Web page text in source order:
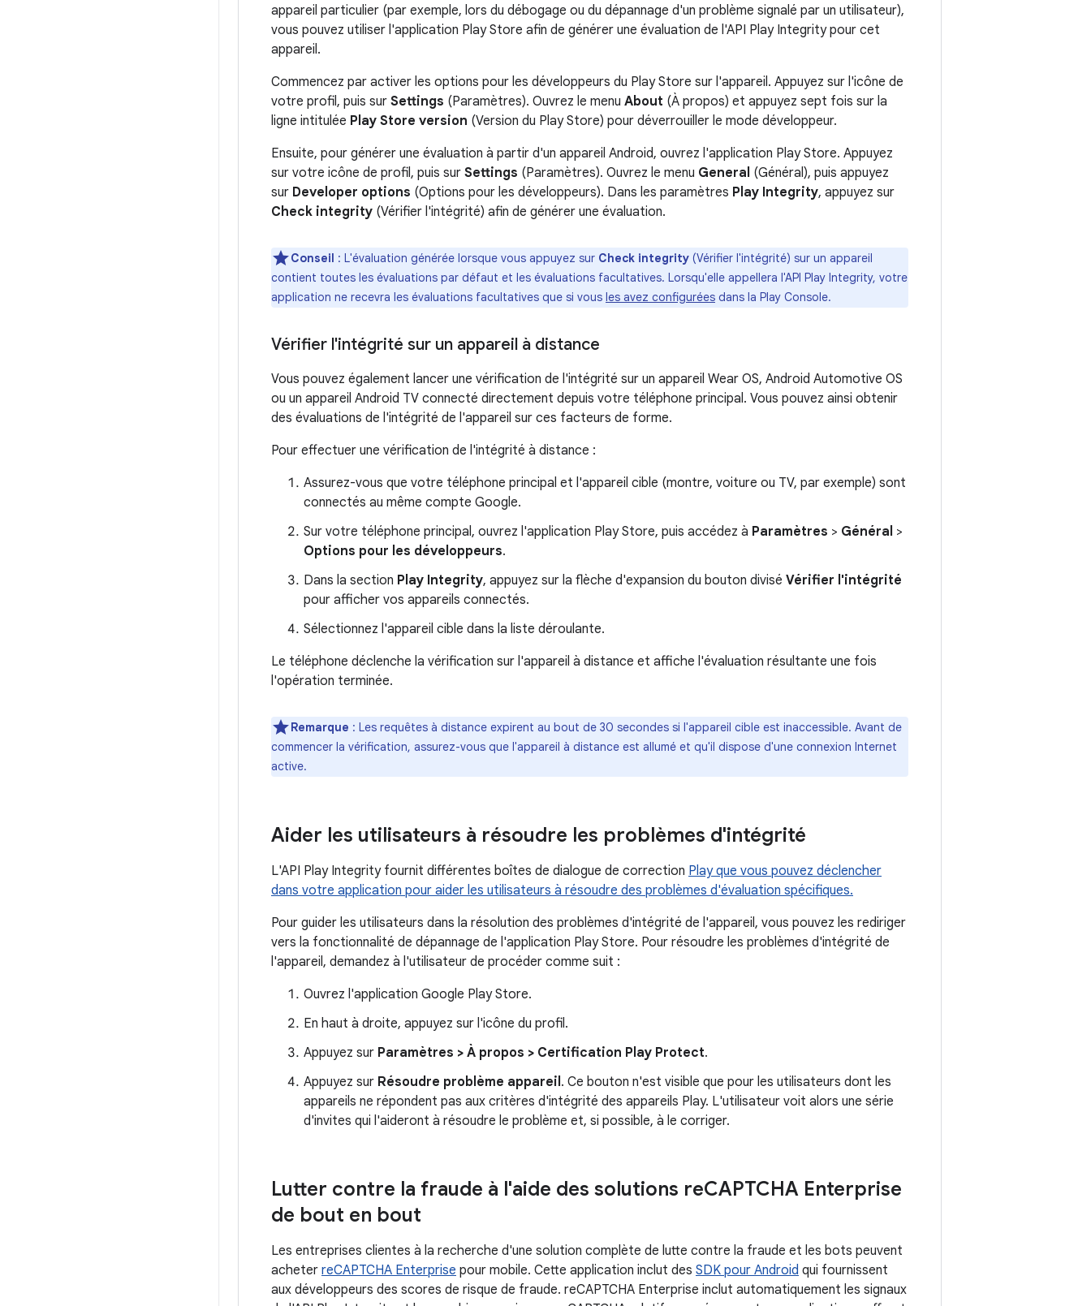
appareil particulier (par exemple, lors du débogage ou du dépannage d'un problème signalé par un utilisateur),
vous pouvez utiliser l'application Play Store afin de générer une évaluation de l'API Play Integrity pour cet
appareil.
Commencez par activer les options pour les développeurs du Play Store sur l'appareil. Appuyez sur l'icône de
votre profil, puis sur Settings (Paramètres). Ouvrez le menu About (À propos) et appuyez sept fois sur la
ligne intitulée Play Store version (Version du Play Store) pour déverrouiller le mode développeur.
Ensuite, pour générer une évaluation à partir d'un appareil Android, ouvrez l'application Play Store. Appuyez
sur votre icône de profil, puis sur Settings (Paramètres). Ouvrez le menu General (Général), puis appuyez
sur Developer options (Options pour les développeurs). Dans les paramètres Play Integrity, appuyez sur
Check integrity (Vérifier l'intégrité) afin de générer une évaluation.
Conseil : L'évaluation générée lorsque vous appuyez sur Check integrity (Vérifier l'intégrité) sur un appareil
contient toutes les évaluations par défaut et les évaluations facultatives. Lorsqu'elle appellera l'API Play Integrity, votre
application ne recevra les évaluations facultatives que si vous les avez configurées dans la Play Console.
Vérifier l'intégrité sur un appareil à distance
Vous pouvez également lancer une vérification de l'intégrité sur un appareil Wear OS, Android Automotive OS
ou un appareil Android TV connecté directement depuis votre téléphone principal. Vous pouvez ainsi obtenir
des évaluations de l'intégrité de l'appareil sur ces facteurs de forme.
Pour effectuer une vérification de l'intégrité à distance :
Assurez-vous que votre téléphone principal et l'appareil cible (montre, voiture ou TV, par exemple) sont
connectés au même compte Google.
Sur votre téléphone principal, ouvrez l'application Play Store, puis accédez à Paramètres > Général >
Options pour les développeurs.
Dans la section Play Integrity, appuyez sur la flèche d'expansion du bouton divisé Vérifier l'intégrité
pour afficher vos appareils connectés.
Sélectionnez l'appareil cible dans la liste déroulante.
Le téléphone déclenche la vérification sur l'appareil à distance et affiche l'évaluation résultante une fois
l'opération terminée.
Remarque : Les requêtes à distance expirent au bout de 30 secondes si l'appareil cible est inaccessible. Avant de
commencer la vérification, assurez-vous que l'appareil à distance est allumé et qu'il dispose d'une connexion Internet
active.
Aider les utilisateurs à résoudre les problèmes d'intégrité
L'API Play Integrity fournit différentes boîtes de dialogue de correction Play que vous pouvez déclencher
dans votre application pour aider les utilisateurs à résoudre des problèmes d'évaluation spécifiques.
Pour guider les utilisateurs dans la résolution des problèmes d'intégrité de l'appareil, vous pouvez les rediriger
vers la fonctionnalité de dépannage de l'application Play Store. Pour résoudre les problèmes d'intégrité de
l'appareil, demandez à l'utilisateur de procéder comme suit :
Ouvrez l'application Google Play Store.
En haut à droite, appuyez sur l'icône du profil.
Appuyez sur Paramètres > À propos > Certification Play Protect.
Appuyez sur Résoudre problème appareil. Ce bouton n'est visible que pour les utilisateurs dont les
appareils ne répondent pas aux critères d'intégrité des appareils Play. L'utilisateur voit alors une série
d'invites qui l'aideront à résoudre le problème et, si possible, à le corriger.
Lutter contre la fraude à l'aide des solutions reCAPTCHA Enterprise
de bout en bout
Les entreprises clientes à la recherche d'une solution complète de lutte contre la fraude et les bots peuvent
acheter reCAPTCHA Enterprise pour mobile. Cette application inclut des SDK pour Android qui fournissent
aux développeurs des scores de risque de fraude. reCAPTCHA Enterprise inclut automatiquement les signaux